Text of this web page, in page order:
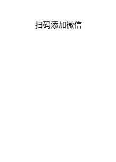
扫码添加微信